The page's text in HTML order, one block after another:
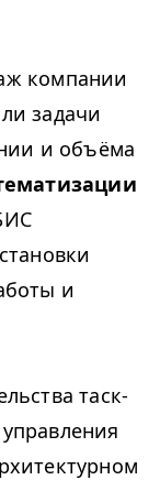
компании
задачи
и объёма
и
таск-